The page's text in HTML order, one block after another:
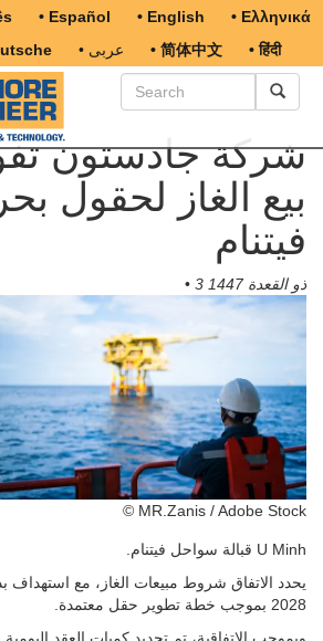
• Español • English
• Ελληνικά
• عربى • 简体中文 • हिंदी
شركة جادستون
بيع الغاز لحقول
فيتنام
• 3 ذو القعدة 1447
© MR.Zanis / Adobe Stock
U Minh قبالة سواحل فيتنام.
يحدد الاتفاق شروط مبيعات الغاز، مع استهداف
2028 بموجب خطة تطوير حقل معتمدة.